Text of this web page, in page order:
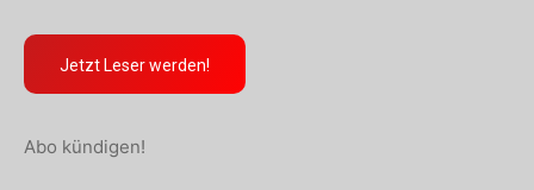
Jetzt Leser werden!
Abo kündigen!